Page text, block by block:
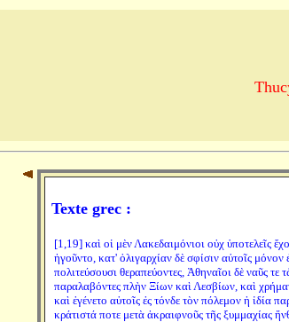
Texte grec :
[1,19] καὶ οἱ μὲν Λακεδαιμόνιοι οὐχ ὑποτελεῖς
ἡγοῦντο, κατ' ὀλιγαρχίαν δὲ σφίσιν αὐτοῖς μόνον
πολιτεύσουσι θεραπεύοντες, Ἀθηναῖοι δὲ ναῦς
παραλαβόντες πλὴν Ξίων καὶ Λεσβίων, καὶ
καὶ ἐγένετο αὐτοῖς ἐς τόνδε τὸν πόλεμον ἡ ἰδία
κράτιστά ποτε μετὰ ἀκραιφνοῦς τῆς ξυμμαχίας